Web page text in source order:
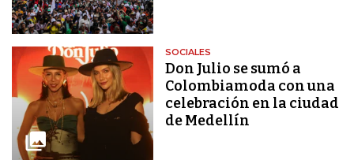
SOCIALES
Don Julio se sumó a
Colombiamoda con una
celebración en la ciudad
de Medellín